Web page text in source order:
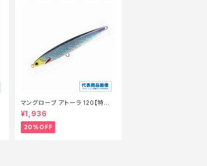
マングローブ アトーラ 120【特価
ルアー】【20】
¥1,936
20%OFF